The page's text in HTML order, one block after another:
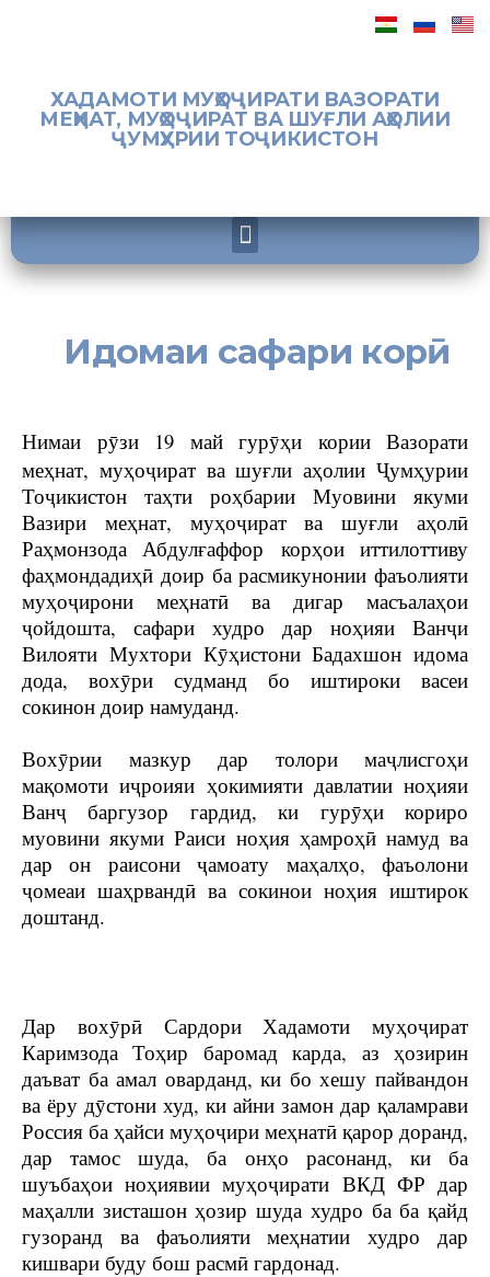
ХАДАМОТИ МУҲОҶИРАТИ ВАЗОРАТИ
МЕҲНАТ, МУҲОҶИРАТ ВА ШУҒЛИ АҲОЛИИ
ҶУМҲУРИИ ТОҶИКИСТОН
Идомаи сафари корӣ
Нимаи рӯзи 19 май гурӯҳи кории Вазорати
меҳнат, муҳоҷират ва шуғли аҳолии Ҷумҳурии
Тоҷикистон таҳти роҳбарииМуовини якуми
Вазири меҳнат, муҳоҷират ва шуғли аҳолӣ
Раҳмонзода Абдулғаффор корҳои иттилоттиву
фаҳмондадиҳӣ доир ба расмикунонии фаъолияти
муҳоҷирони меҳнатӣ ва дигар масъалаҳои
ҷойдошта, сафари худро дар ноҳияи Ванҷи
Вилояти Мухтори Кӯҳистони Бадахшон идома
дода, вохӯри судманд бо иштироки васеи
сокинон доир намуданд.
Вохӯрии мазкур дар толори маҷлисгоҳи
мақомоти иҷроияи ҳокимияти давлатии ноҳияи
Ванҷ баргузор гардид, ки гурӯҳи кориро
муовини якуми Раиси ноҳия ҳамроҳӣ намуд ва
дар он раисони ҷамоату маҳалҳо, фаъолони
ҷомеаи шаҳрвандӣ ва сокинои ноҳия иштирок
доштанд.
Дар вохӯрӣ Сардори Хадамоти муҳоҷират
Каримзода Тоҳир баромад карда, аз ҳозирин
даъват ба амал оварданд, ки бо хешу пайвандон
ва ёру дӯстони худ, ки айни замон дар қаламрави
Россия ба ҳайси муҳоҷири меҳнатӣ қарор доранд,
дар тамос шуда, ба онҳо расонанд, ки ба
шуъбаҳои ноҳиявии муҳоҷирати ВКД ФР дар
маҳалли зисташон ҳозир шуда худро ба ба қайд
гузоранд ва фаъолияти меҳнатии худро дар
кишвари буду бош расмӣ гардонад.